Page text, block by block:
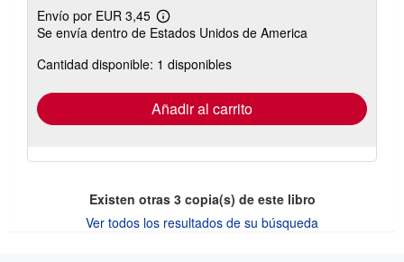
Envío por EUR 3,45
Más
información
las
tarifas
envío
Se envía dentro de Estados Unidos de America
Cantidad disponible: 1 disponibles
Añadir al carrito
Existen otras 3copia(s) de este libro
Ver todos los resultados de su búsqueda